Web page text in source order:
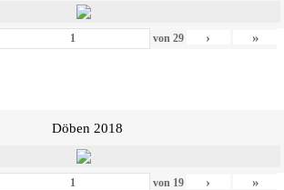
von 29 › »
Döben 2018
von 19 › »